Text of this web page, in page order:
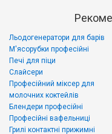
Льодогенератори для барів
М'ясорубки професійні
Печі для піци
Слайсери
Професійний міксер для
молочних коктейлів
Блендери професійні
Професійні вафельниці
Грилі контактні прижимні